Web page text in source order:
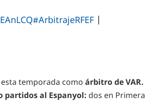
#ArbitrajeRFEF|
temporada como árbitro de VAR.
partidos al Espanyol: dos en Primera